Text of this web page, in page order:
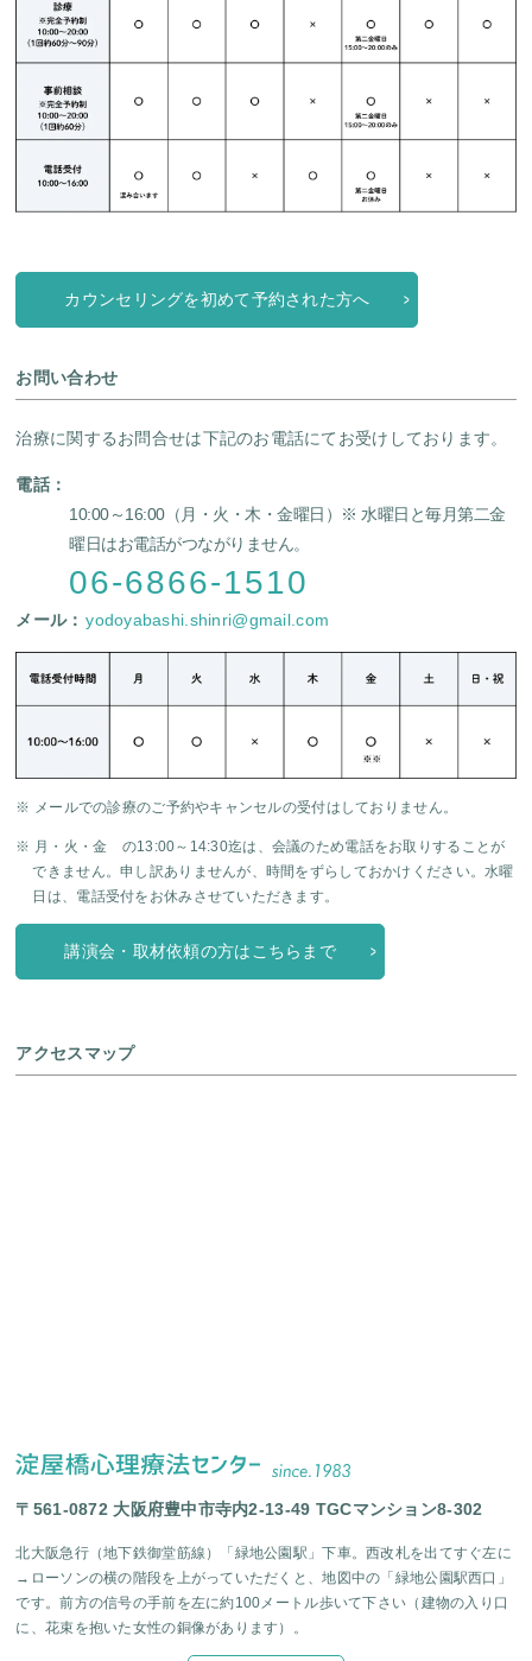
カウンセリングを初めて予約された方へ
お問い合わせ
治療に関するお問合せは下記のお電話にてお受けしております。
電話：
10:00～16:00（月・火・木・金曜日）
※ 水曜日と毎月第二金
曜日はお電話がつながりません。
06-6866-1510
メール： yodoyabashi.shinri@gmail.com
※ メールでの診療のご予約やキャンセルの受付はしておりません。
※ 月・火・金 の13:00～14:30迄は、会議のため電話をお取りすることが
できません。申し訳ありませんが、時間をずらしておかけください。水曜
日は、電話受付をお休みさせていただきます。
講演会・取材依頼の方はこちらまで
アクセスマップ
〒561-0872 大阪府豊中市寺内2-13-49 TGCマンション8-302
北大阪急行（地下鉄御堂筋線）「緑地公園駅」下車。西改札を出てすぐ左に
→ローソンの横の階段を上がっていただくと、地図中の「緑地公園駅西口」
です。前方の信号の手前を左に約100メートル歩いて下さい（建物の入り口
に、花束を抱いた女性の銅像があります）。